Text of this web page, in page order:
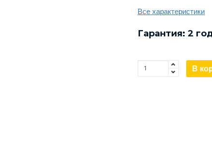
Все характеристики
Гарантия: 2
В